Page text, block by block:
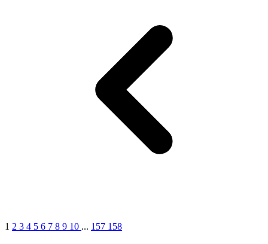
1 2 3 4 5 6 7 8 9 10 ... 157 158